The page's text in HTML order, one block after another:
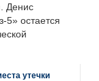
Денис
5» остается
утечки